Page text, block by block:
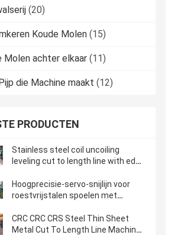
(20)
Koude Molen (15)
Molen achter elkaar (11)
die Machine maakt (12)
PRODUCTEN
Stainless steel coil uncoiling
leveling cut to length line with edge
Hoogprecisie-servo-snijlijn voor
roestvrijstalen spoelen met
CRC CRC CRS Steel Thin Sheet
Metal Cut To Length Line Machine